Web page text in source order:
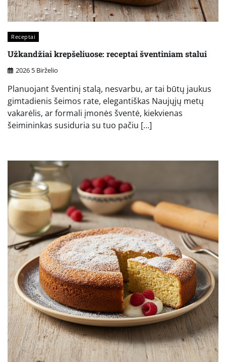
Receptai
Užkandžiai krepšeliuose: receptai šventiniam stalui
2026 5 Birželio
Planuojant šventinį stalą, nesvarbu, ar tai būtų jaukus
gimtadienis šeimos rate, elegantiškas Naujųjų metų
vakarėlis, ar formali įmonės šventė, kiekvienas
šeimininkas susiduria su tuo pačiu […]